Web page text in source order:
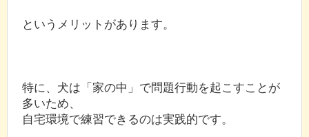
というメリットがあります。
特に、犬は「家の中」で問題行動を起こすことが
多いため、
自宅環境で練習できるのは実践的です。